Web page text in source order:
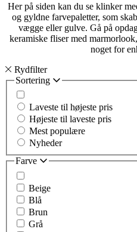
Her på siden kan du se klinker
og gyldne farvepaletter, som
vægge eller gulve. Gå på
keramiske fliser med
noget for
Rydfilter
Sortering
Laveste til højeste pris
Højeste til laveste pris
Mest populære
Nyheder
Farve
Beige
Blå
Brun
Grå